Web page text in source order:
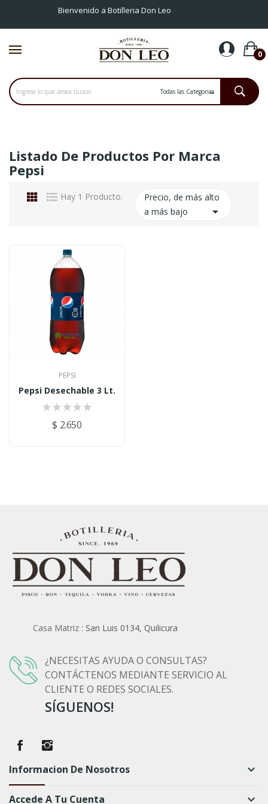
Bienvenido a Botilleria Don Leo
0
Listado De Productos Por Marca
Pepsi
Hay 1 Producto.
Precio, de más alto
a más bajo

PEPSI
Pepsi Desechable 3 Lt.
$ 2.650
Casa Matriz : San Luis 0134, Quilicura
¿NECESITAS AYUDA O CONSULTAS?
CONTÁCTENOS MEDIANTE SERVICIO AL
CLIENTE O REDES SOCIALES.
SÍGUENOS!
Informacion De Nosotros keyboard_arrow_down
Accede A Tu Cuenta keyboard_arrow_down